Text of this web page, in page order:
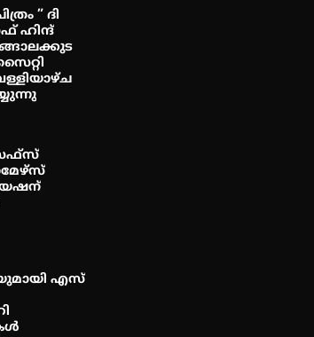
” ദി
ഹിന്ദ്
എസ്